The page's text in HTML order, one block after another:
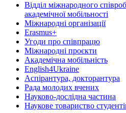
Відділ міжнародного
академічної мобільності
Міжнародні організації
Erasmus+
Угоди про співпрацю
Міжнародні проєкти
Академічна мобільність
English4Ukraine
Аспірантура, докторантура
Рада молодих вчених
Науково-дослідна частина
Наукове товариство